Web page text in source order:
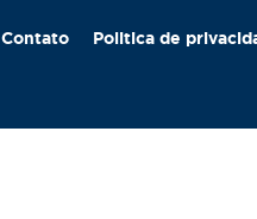
Contato Politica de